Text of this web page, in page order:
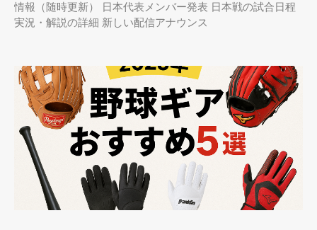
情報（随時更新） 日本代表メンバー発表 日本戦の試合日程
実況・解説の詳細 新しい配信アナウンス